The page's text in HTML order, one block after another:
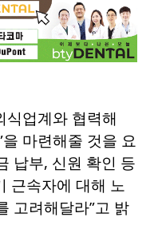
식업계와 협력해
마련해줄 것을 요
납부, 신원 확인 등
근속자에 대해 노
고려해달라”고 밝